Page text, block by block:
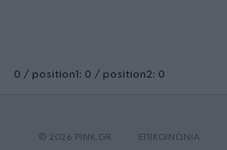
0 / position1: 0 / position2: 0
© 2026 PINK.GR ΕΠΙΚΟΙΝΩΝΙΑ